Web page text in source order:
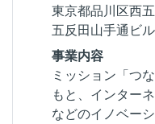
東京都品川区西
五反田山手通ビ
事業内容
ミッション「つ
もと、インター
などのイノベー